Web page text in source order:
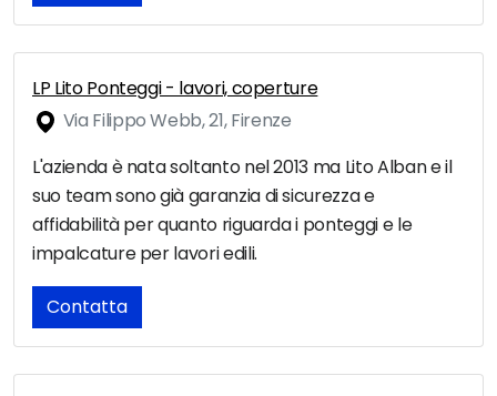
LP Lito Ponteggi - lavori, coperture
Via Filippo Webb, 21, Firenze
L'azienda è nata soltanto nel 2013 ma Lito Alban e il
suo team sono già garanzia di sicurezza e
affidabilità per quanto riguarda i ponteggi e le
impalcature per lavori edili.
Contatta